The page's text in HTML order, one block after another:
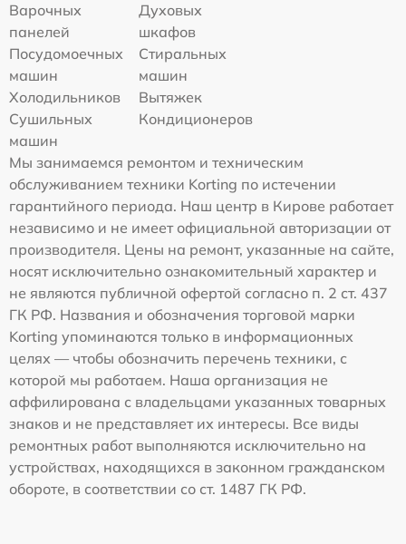
Варочных
панелей
Духовых
шкафов
Посудомоечных
машин
Стиральных
машин
Холодильников
Вытяжек
Сушильных
машин
Кондиционеров
Мы занимаемся ремонтом и техническим
обслуживанием техники Korting по истечении
гарантийного периода. Наш центр в Кирове работает
независимо и не имеет официальной авторизации от
производителя. Цены на ремонт, указанные на сайте,
носят исключительно ознакомительный характер и
не являются публичной офертой согласно п. 2 ст. 437
ГК РФ. Названия и обозначения торговой марки
Korting упоминаются только в информационных
целях — чтобы обозначить перечень техники, с
которой мы работаем. Наша организация не
аффилирована с владельцами указанных товарных
знаков и не представляет их интересы. Все виды
ремонтных работ выполняются исключительно на
устройствах, находящихся в законном гражданском
обороте, в соответствии со ст. 1487 ГК РФ.